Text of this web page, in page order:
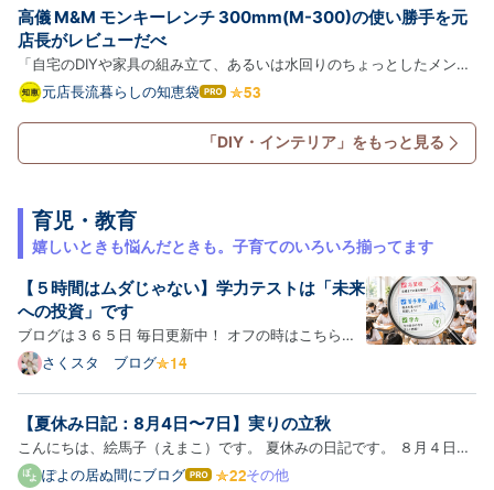
高儀 M&M モンキーレンチ 300mm(M-300)の使い勝手を元
店長がレビューだべ
「自宅のDIYや家具の組み立て、あるいは水回りのちょっとしたメンテ
ナンスで、ボルトやナットのサイズに合う工具がなくて作業が止まって
応できて、ガッチリと力強く締め付けられる信頼性の高いモンキ…
元店長流暮らしの知恵袋は
な「DIY・インテリア」をもっと見る
育児・教育
嬉しいときも悩んだときも。子育てのいろいろ揃ってます
【５時間はムダじゃない】学力テストは「未来
への投資」です
ブログは３６５日 毎日更新中！ オフの時はこちらの
食べ物ブログを更新します。↓
https://www.instagram.com/sakusuta.kitakami/ さ
くらスタディのYOU TUBEはこちら
www.youtube.com さくら…
さくスタ ブログ
【夏休み日記：8月4日〜7日】実りの立秋
こんにちは、絵馬子（えまこ）です。 夏休みの日記です。 ８月４日
（火） 推測の域を出ませんけれども、恐らくですよ。兄ぽよは今日の
ぽよの居ぬ間にブログは
その他